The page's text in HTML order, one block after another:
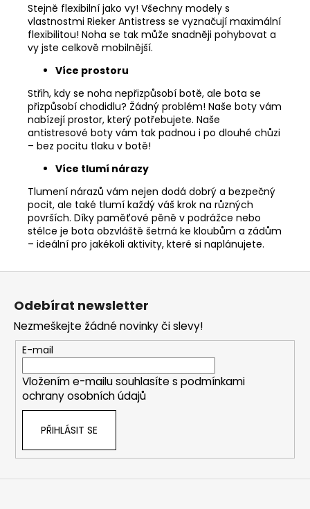
Stejně flexibilní jako vy! Všechny modely s
vlastnostmi Rieker Antistress se vyznačují maximální
flexibilitou! Noha se tak může snadněji pohybovat a
vy jste celkově mobilnější.
Více prostoru
Střih, kdy se noha nepřizpůsobí botě, ale bota se
přizpůsobí chodidlu? Žádný problém! Naše boty vám
nabízejí prostor, který potřebujete. Naše
antistresové boty vám tak padnou i po dlouhé chůzi
– bez pocitu tlaku v botě!
Více tlumí nárazy
Tlumení nárazů vám nejen dodá dobrý a bezpečný
pocit, ale také tlumí každý váš krok na různých
površích. Díky paměťové pěně v podrážce nebo
stélce je bota obzvláště šetrná ke kloubům a zádům
– ideální pro jakékoli aktivity, které si naplánujete.
Z
Odebírat newsletter
Nezmeškejte žádné novinky či slevy!
E-mail
Vložením e-mailu souhlasíte s podmínkami
ochrany osobních údajů
PŘIHLÁSIT SE